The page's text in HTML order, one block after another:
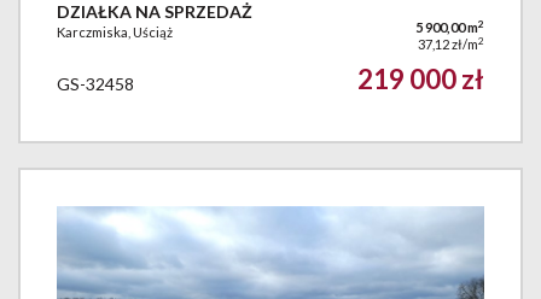
DZIAŁKA NA SPRZEDAŻ
Karczmiska, Uściąż 5 900,00 m2
37,12 zł/m2
GS-32458 219 000 zł